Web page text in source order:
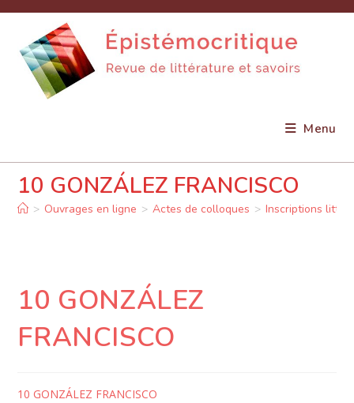
content
Menu
10 GONZÁLEZ FRANCISCO
> Ouvrages en ligne > Actes de colloques > Inscriptions
10 GONZÁLEZ
FRANCISCO
10 GONZÁLEZ FRANCISCO